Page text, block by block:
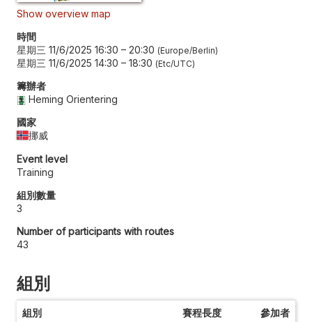
Show overview map
時間
星期三 11/6/2025 16:30 – 20:30 Europe/Berlin
星期三 11/6/2025 14:30 – 18:30 Etc/UTC
籌辦者
Heming Orientering
國家
挪威
Event level
Training
組別數量
3
Number of participants with routes
43
組別
組別 賽程長度 參加者